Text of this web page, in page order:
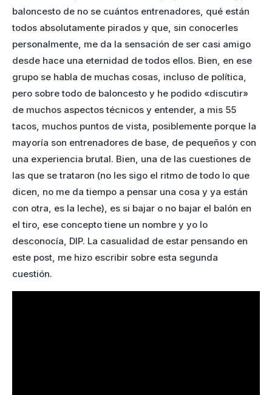
baloncesto de no se cuántos entrenadores, qué están
todos absolutamente pirados y que, sin conocerles
personalmente, me da la sensación de ser casi amigo
desde hace una eternidad de todos ellos. Bien, en ese
grupo se habla de muchas cosas, incluso de política,
pero sobre todo de baloncesto y he podido «discutir»
de muchos aspectos técnicos y entender, a mis 55
tacos, muchos puntos de vista, posiblemente porque la
mayoría son entrenadores de base, de pequeños y con
una experiencia brutal. Bien, una de las cuestiones de
las que se trataron (no les sigo el ritmo de todo lo que
dicen, no me da tiempo a pensar una cosa y ya están
con otra, es la leche), es si bajar o no bajar el balón en
el tiro, ese concepto tiene un nombre y yo lo
desconocía, DIP. La casualidad de estar pensando en
este post, me hizo escribir sobre esta segunda
cuestión.